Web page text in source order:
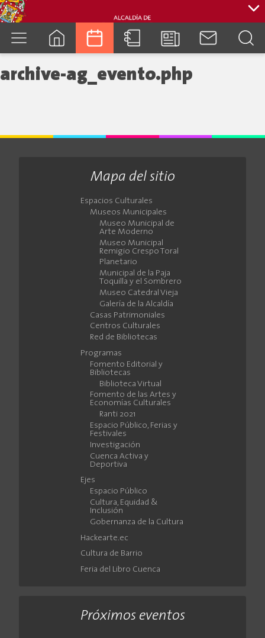
cuenca.gob.ec
archive-ag_evento.php
Mapa del sitio
Espacios Culturales
Museos Municipales
Museo Municipal de
Arte Moderno
Museo Municipal
Remigio Crespo Toral
Planetario
Municipal de la Paja
Toquilla y el Sombrero
Museo Catedral Vieja
Galería de la Alcaldía
Casas Patrimoniales
Centros Culturales
Red de Bibliotecas
Programas
Fomento Editorial y
Bibliotecas
Biblioteca Virtual
Fomento de las Artes y
Economías Culturales
Ranti 2021
Espacio Público, Ferias y
Festivales
Investigación
Cuenca Activa y
Deportiva
Ejes
Espacio Público
Cultura, Equidad &
Inclusión
Gobernanza de la Cultura
Hackearte.ec
Cultura de Barrio
Feria del Libro Cuenca
Próximos eventos